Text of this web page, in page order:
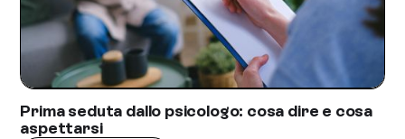
Prima seduta dallo psicologo: cosa dire e cosa
aspettarsi